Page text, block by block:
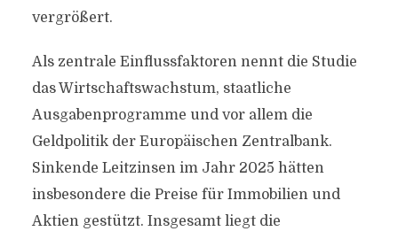
vergrößert.
Als zentrale Einflussfaktoren nennt die Studie
das Wirtschaftswachstum, staatliche
Ausgabenprogramme und vor allem die
Geldpolitik der Europäischen Zentralbank.
Sinkende Leitzinsen im Jahr 2025 hätten
insbesondere die Preise für Immobilien und
Aktien gestützt. Insgesamt liegt die